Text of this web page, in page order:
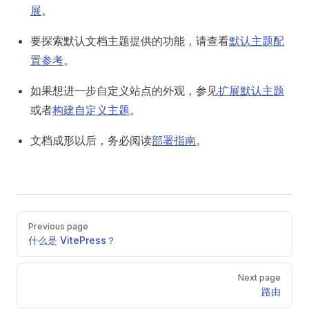
展。
要探索默认文档主题提供的功能，请查看默认主题配
置参考。
如果想进一步自定义站点的外观，参见扩展默认主题
或者构建自定义主题。
文档成形以后，务必阅读部署指南。
Pager
Previous page
什么是 VitePress？
Next page
路由